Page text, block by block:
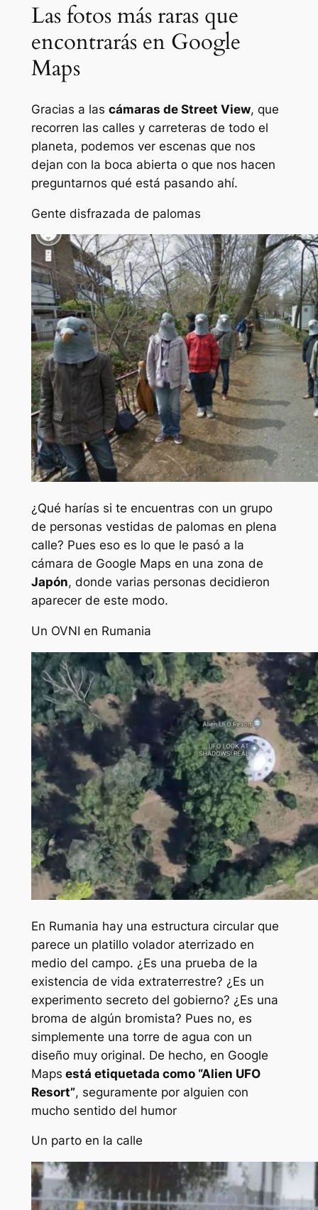
Las fotos más raras que
encontrarás en Google
Maps
Gracias a las cámaras de Street View, que
recorren las calles y carreteras de todo el
planeta, podemos ver escenas que nos
dejan con la boca abierta o que nos hacen
preguntarnos qué está pasando ahí.
Gente disfrazada de palomas
¿Qué harías si te encuentras con un grupo
de personas vestidas de palomas en plena
calle? Pues eso es lo que le pasó a la
cámara de Google Maps en una zona de
Japón, donde varias personas decidieron
aparecer de este modo.
Un OVNI en Rumania
En Rumania hay una estructura circular que
parece un platillo volador aterrizado en
medio del campo. ¿Es una prueba de la
existencia de vida extraterrestre? ¿Es un
experimento secreto del gobierno? ¿Es una
broma de algún bromista? Pues no, es
simplemente una torre de agua con un
diseño muy original. De hecho, en Google
Maps está etiquetada como “Alien UFO
Resort”, seguramente por alguien con
mucho sentido del humor
Un parto en la calle